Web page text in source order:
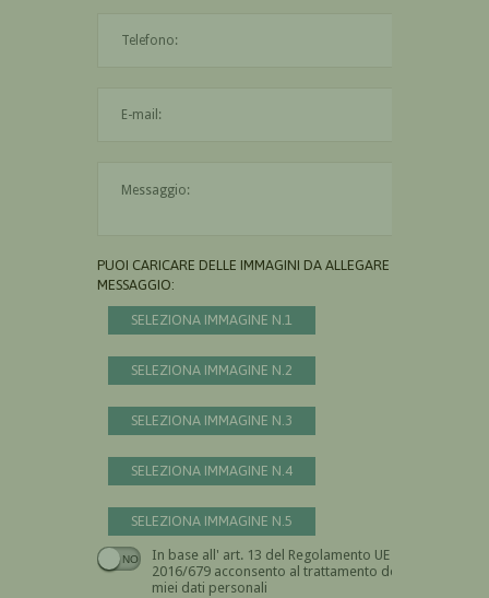
PUOI CARICARE DELLE IMMAGINI DA ALLEGARE AL
MESSAGGIO:
SELEZIONA IMMAGINE N.1
SELEZIONA IMMAGINE N.2
SELEZIONA IMMAGINE N.3
SELEZIONA IMMAGINE N.4
SELEZIONA IMMAGINE N.5
In base all' art. 13 del Regolamento UE n.
2016/679 acconsento al trattamento dei
miei dati personali
Devi dare il consenso